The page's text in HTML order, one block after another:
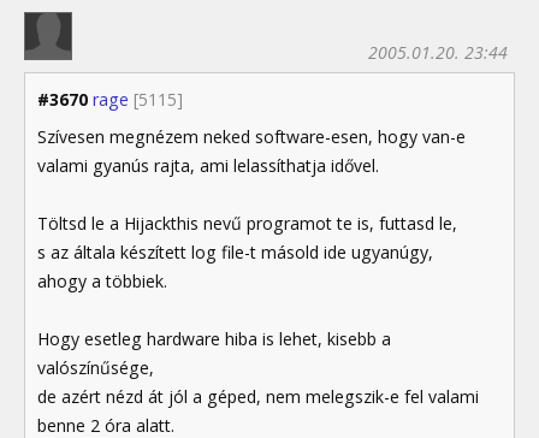
#3670 rage [5115]
2005.01.20. 23:44
Szívesen megnézem neked software-esen, hogy van-e
valami gyanús rajta, ami lelassíthatja idővel.
Töltsd le a Hijackthis nevű programot te is, futtasd le,
s az általa készített log file-t másold ide ugyanúgy,
ahogy a többiek.
Hogy esetleg hardware hiba is lehet, kisebb a
valószínűsége,
de azért nézd át jól a géped, nem melegszik-e fel valami
benne 2 óra alatt.